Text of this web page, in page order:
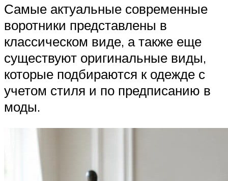
Самые актуальные современные
воротники представлены в
классическом виде, а также еще
существуют оригинальные виды,
которые подбираются к одежде с
учетом стиля и по предписанию в
моды.